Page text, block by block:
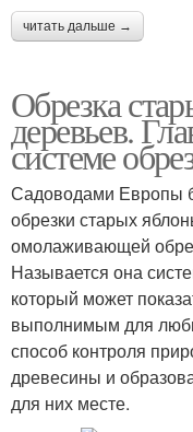
читать дальше →
Обрезка
деревьев.
системе
Садоводами Европы
обрезки старых
омолаживающей
Называется она
который может
выполнимым для
способ контроля
древесины и
для них месте.